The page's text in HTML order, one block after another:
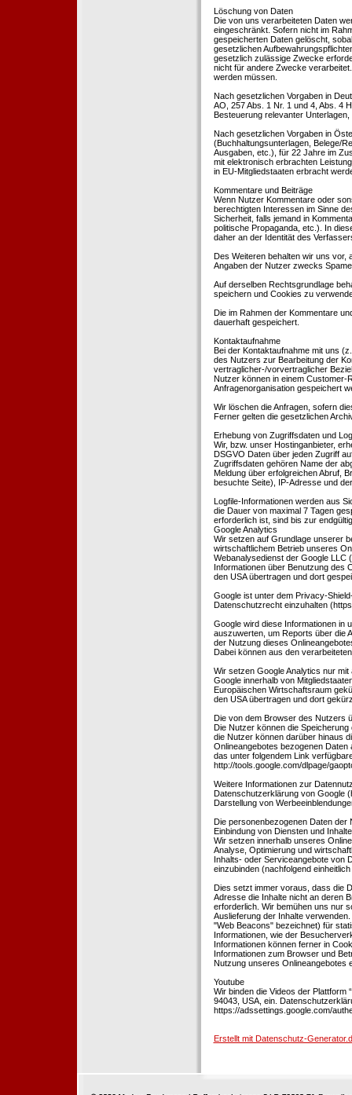
Löschung von Daten
Die von uns verarbeiteten Daten
eingeschränkt. Sofern nicht im
gespeicherten Daten gelöscht,
gesetzlichen
gesetzlich zulässige Zwecke
nicht für andere Zwecke
werden müssen.
Nach gesetzlichen Vorgaben in
AO, 257 Abs. 1 Nr. 1 und 4, Abs. 4
Besteuerung relevanter
Nach gesetzlichen Vorgaben in
(Buchhaltungsunterlagen, Belege/
Ausgaben, etc.), für 22 Jahre im
mit elektronisch erbrachten
in EU-Mitgliedstaaten erbracht
Kommentare und Beiträge
Wenn Nutzer Kommentare oder
berechtigten Interessen im Sinne
Sicherheit, falls jemand in
politische Propaganda, etc.). In
daher an der Identität des
Des Weiteren behalten wir uns vor,
Angaben der Nutzer zwecks
Auf derselben Rechtsgrundlage
speichern und Cookies zu
Die im Rahmen der Kommentare
dauerhaft gespeichert.
Kontaktaufnahme
Bei der Kontaktaufnahme mit uns
des Nutzers zur Bearbeitung der
vertraglicher-/vorvertraglicher
Nutzer können in einem Customer-
Anfragenorganisation gespeichert
Wir löschen die Anfragen, sofern
Ferner gelten die gesetzlichen
Erhebung von Zugriffsdaten und
Wir, bzw. unser Hostinganbieter,
DSGVO Daten über jeden Zugriff
Zugriffsdaten gehören Name der
Meldung über erfolgreichen Abruf,
besuchte Seite), IP-Adresse und
Logfile-Informationen werden aus
die Dauer von maximal 7 Tagen
erforderlich ist, sind bis zur
Google Analytics
Wir setzen auf Grundlage unserer
wirtschaftlichem Betrieb unseres
Webanalysedienst der Google LLC
Informationen über Benutzung des
den USA übertragen und dort
Google ist unter dem Privacy-
Datenschutzrecht einzuhalten
Google wird diese Informationen in
auszuwerten, um Reports über die
der Nutzung dieses
Dabei können aus den
Wir setzen Google Analytics nur
Google innerhalb von
Europäischen Wirtschaftsraum
den USA übertragen und dort
Die von dem Browser des Nutzers
Die Nutzer können die
die Nutzer können darüber hinaus
Onlineangebotes bezogenen
das unter folgendem Link
http://tools.google.com/dlpage/
Weitere Informationen zur
Datenschutzerklärung von Google
Darstellung von
Die personenbezogenen Daten der
Einbindung von Diensten und
Wir setzen innerhalb unseres
Analyse, Optimierung und
Inhalts- oder Serviceangebote von
einzubinden (nachfolgend
Dies setzt immer voraus, dass die
Adresse die Inhalte nicht an deren
erforderlich. Wir bemühen uns nur
Auslieferung der Inhalte
"Web Beacons" bezeichnet) für
Informationen, wie der
Informationen können ferner in
Informationen zum Browser und
Nutzung unseres Onlineangebotes
Youtube
Wir binden die Videos der Plattform
94043, USA, ein.
https://adssettings.google.com/
Erstellt mit Datenschutz-